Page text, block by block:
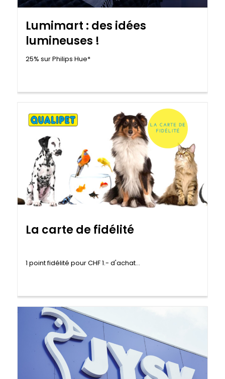
Lumimart : des idées
lumineuses !
25% sur Philips Hue*
La carte de fidélité
1 point fidélité pour CHF 1.- d'achat...